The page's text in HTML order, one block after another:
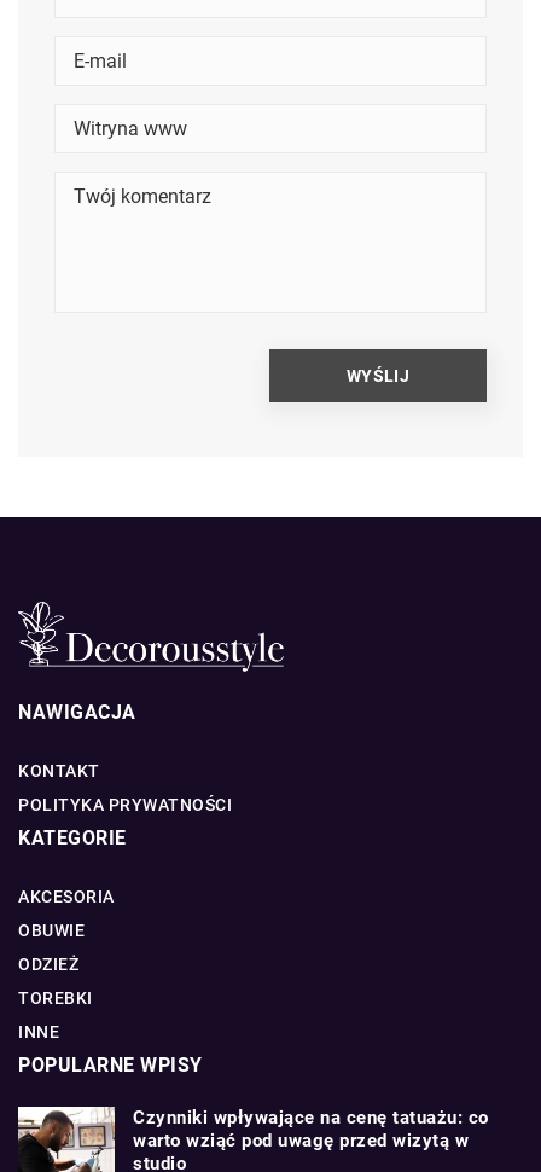
NAWIGACJA
KONTAKT
POLITYKA PRYWATNOŚCI
KATEGORIE
AKCESORIA
OBUWIE
ODZIEŻ
TOREBKI
INNE
POPULARNE WPISY
Czynniki wpływające na cenę tatuażu: co
warto wziąć pod uwagę przed wizytą w
studio